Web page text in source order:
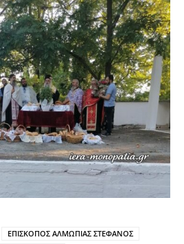
ΕΠΙΣΚΟΠΟΣ ΑΛΜΩΠΙΑΣ ΣΤΕΦΑΝΟΣ